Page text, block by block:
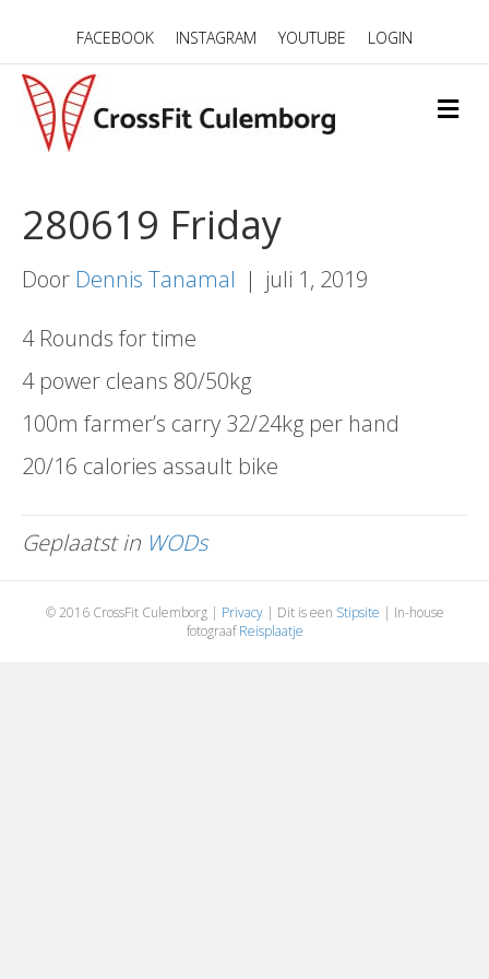
FACEBOOK INSTAGRAM YOUTUBE LOGIN
M
E
280619 Friday
Door Dennis Tanamal | juli 1, 2019
4 Rounds for time
4 power cleans 80/50kg
100m farmer’s carry 32/24kg per hand
20/16 calories assault bike
Geplaatst in WODs
© 2016 CrossFit Culemborg | Privacy| Dit is een Stipsite | In-house
fotograafReisplaatje